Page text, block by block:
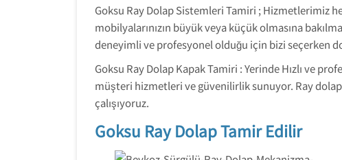
Goksu Ray Dolap Sistemleri Tamiri ; Hizmetlerimiz
mobilyalarınızın büyük veya küçük olmasına
deneyimli ve profesyonel olduğu için bizi seçerken
Goksu Ray Dolap Kapak Tamiri : Yerinde Hızlı ve
müşteri hizmetleri ve güvenilirlik sunuyor. Ray
çalışıyoruz.
Goksu Ray Dolap Tamir Edilir